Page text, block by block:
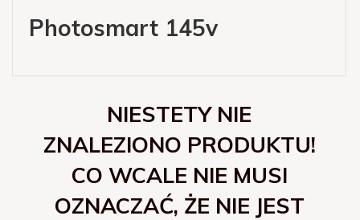
Photosmart 145v
NIESTETY NIE
ZNALEZIONO PRODUKTU!
CO WCALE NIE MUSI
OZNACZAĆ, ŻE NIE JEST